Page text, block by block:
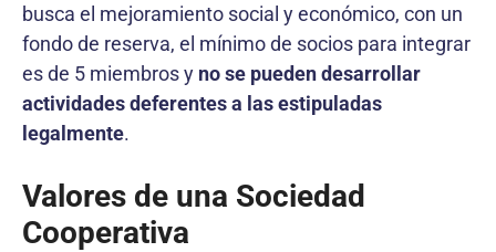
busca el mejoramiento social y económico, con un
fondo de reserva, el mínimo de socios para integrar
es de 5 miembros y no se pueden desarrollar
actividades deferentes a las estipuladas
legalmente.
Valores de una Sociedad
Cooperativa